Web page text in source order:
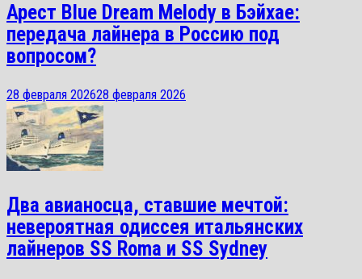
Арест Blue Dream Melody в Бэйхае:
передача лайнера в Россию под
вопросом?
28 февраля 202628 февраля 2026
Два авианосца, ставшие мечтой:
невероятная одиссея итальянских
лайнеров SS Roma и SS Sydney